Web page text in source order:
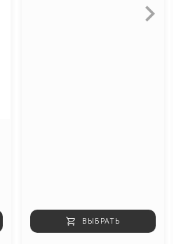
ВЫБРАТЬ